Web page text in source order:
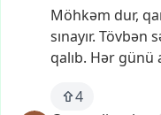
Möhkəm dur,
sınayır. Tövbən
qalıb. Hər günü
4